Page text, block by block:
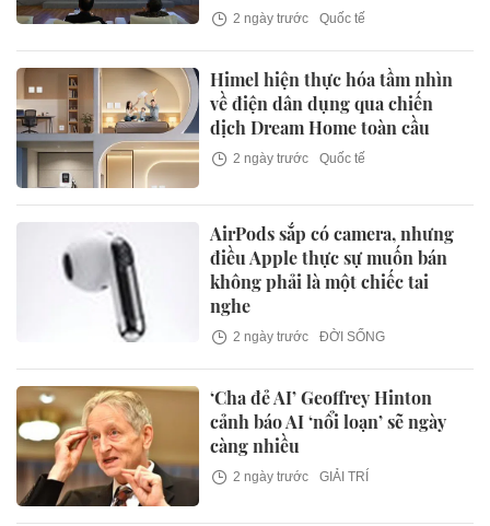
2 ngày trước Quốc tế
Himel hiện thực hóa tầm nhìn
về điện dân dụng qua chiến
dịch Dream Home toàn cầu
2 ngày trước Quốc tế
AirPods sắp có camera, nhưng
điều Apple thực sự muốn bán
không phải là một chiếc tai
nghe
2 ngày trước ĐỜI SỐNG
‘Cha đẻ AI’ Geoffrey Hinton
cảnh báo AI ‘nổi loạn’ sẽ ngày
càng nhiều
2 ngày trước GIẢI TRÍ